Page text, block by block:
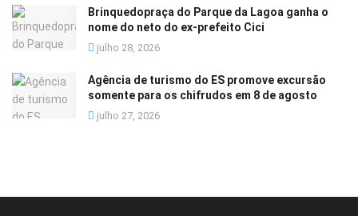
Brinquedopraça do Parque da Lagoa ganha o
nome do neto do ex-prefeito Cici
julho 28, 2026
Agência de turismo do ES promove excursão
somente para os chifrudos em 8 de agosto
julho 27, 2026